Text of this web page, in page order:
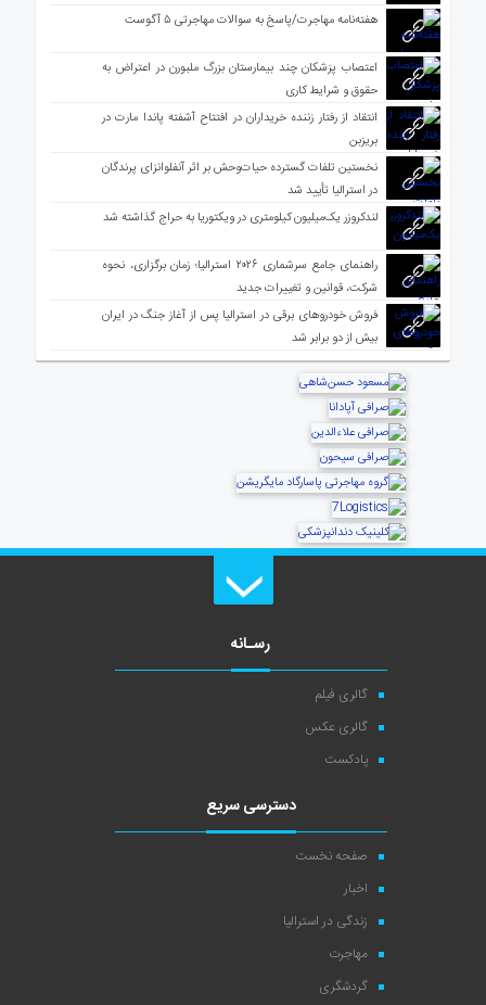
هفته‌نامه مهاجرت/پاسخ به سوالات مهاجرتی ۵ آگوست
اعتصاب پزشکان چند بیمارستان بزرگ ملبورن در اعتراض به
حقوق و شرایط کاری
انتقاد از رفتار زننده خریداران در افتتاح آشفته پاندا مارت در
بریزبن
نخستین تلفات گسترده حیات‌وحش بر اثر آنفلوانزای پرندگان
در استرالیا تأیید شد
لندکروزر یک‌میلیون کیلومتری در ویکتوریا به حراج گذاشته شد
راهنمای جامع سرشماری ۲۰۲۶ استرالیا؛ زمان برگزاری، نحوه
شرکت، قوانین و تغییرات جدید
فروش خودروهای برقی در استرالیا پس از آغاز جنگ در ایران
بیش از دو برابر شد
رسـانه
گالری فیلم
گالری عکس
پادکست
دسترسی سریع
صفحه نخست
اخبار
زندگی در استرالیا
مهاجرت
گردشگری